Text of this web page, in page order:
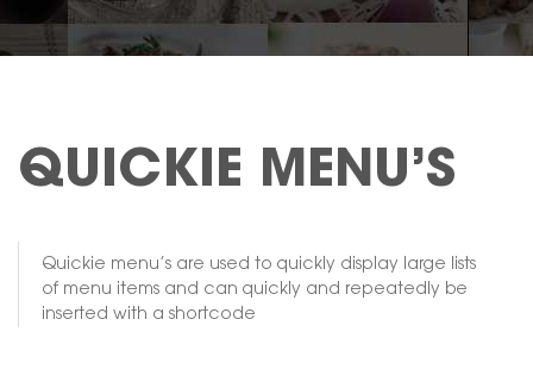
QUICKIE MENU’S
Quickie menu’s are used to quickly display large lists
of menu items and can quickly and repeatedly be
inserted with a shortcode